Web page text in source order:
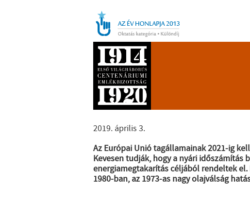
2019. április 3.
Az Európai Unió tagállamainak 2021-ig
Kevesen tudják, hogy a nyári időszámítás
energiamegtakarítás céljából rendeltek el.
1980-ban, az 1973-as nagy olajválság